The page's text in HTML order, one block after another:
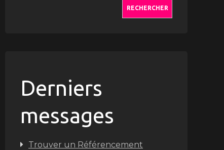
RECHERCHER
Derniers
messages
Trouver un Référencement